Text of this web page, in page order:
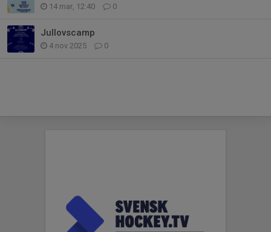
14 mar, 12:40 0
Jullovscamp
4 nov 2025 0